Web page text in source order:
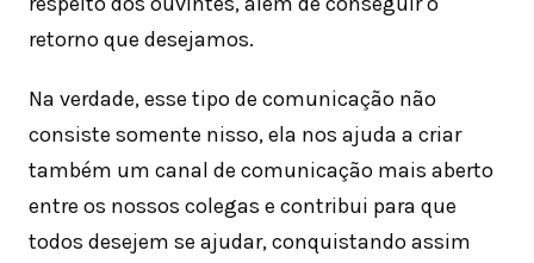
retorno que desejamos.
Na verdade, esse tipo de comunicação não
consiste somente nisso, ela nos ajuda a criar
também um canal de comunicação mais aberto
entre os nossos colegas e contribui para que
todos desejem se ajudar, conquistando assim